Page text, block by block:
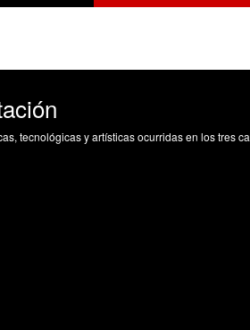
tecnológicas y artísticas ocurridas en los tres